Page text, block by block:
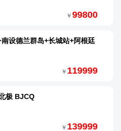
￥ 99800
设德兰群岛+长城站+阿根廷
￥ 119999
极 BJCQ
￥ 139999